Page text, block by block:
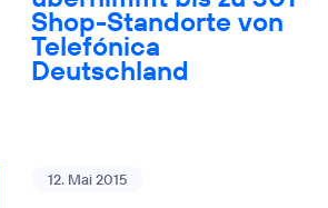
Shop-Standorte von
Telefónica
Deutschland
12. Mai 2015